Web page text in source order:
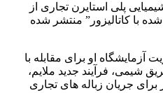
پلی استایرن تجاری از
با کاتالیزور” منتشر شده
آزمایشگاه او برای مقابله با
شیمی، فرآیند جدید ملایم،
برای جریان زباله های تجاری